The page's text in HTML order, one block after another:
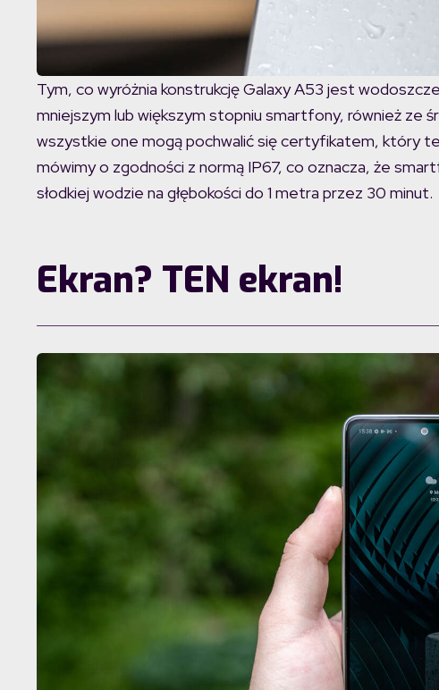
Tym, co wyróżnia konstrukcję Galaxy A53 jest
mniejszym lub większym stopniu smartfony, również ze
wszystkie one mogą pochwalić się certyfikatem, który
mówimy o zgodności z normą IP67, co oznacza, że
słodkiej wodzie na głębokości do 1 metra przez 30 minut.
Ekran? TEN ekran!